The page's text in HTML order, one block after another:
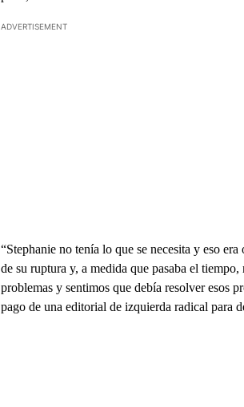
ADVERTISEMENT
“Stephanie no tenía lo que se necesita y eso
de su ruptura y, a medida que pasaba el
problemas y sentimos que debía resolver esos
pago de una editorial de izquierda radical para